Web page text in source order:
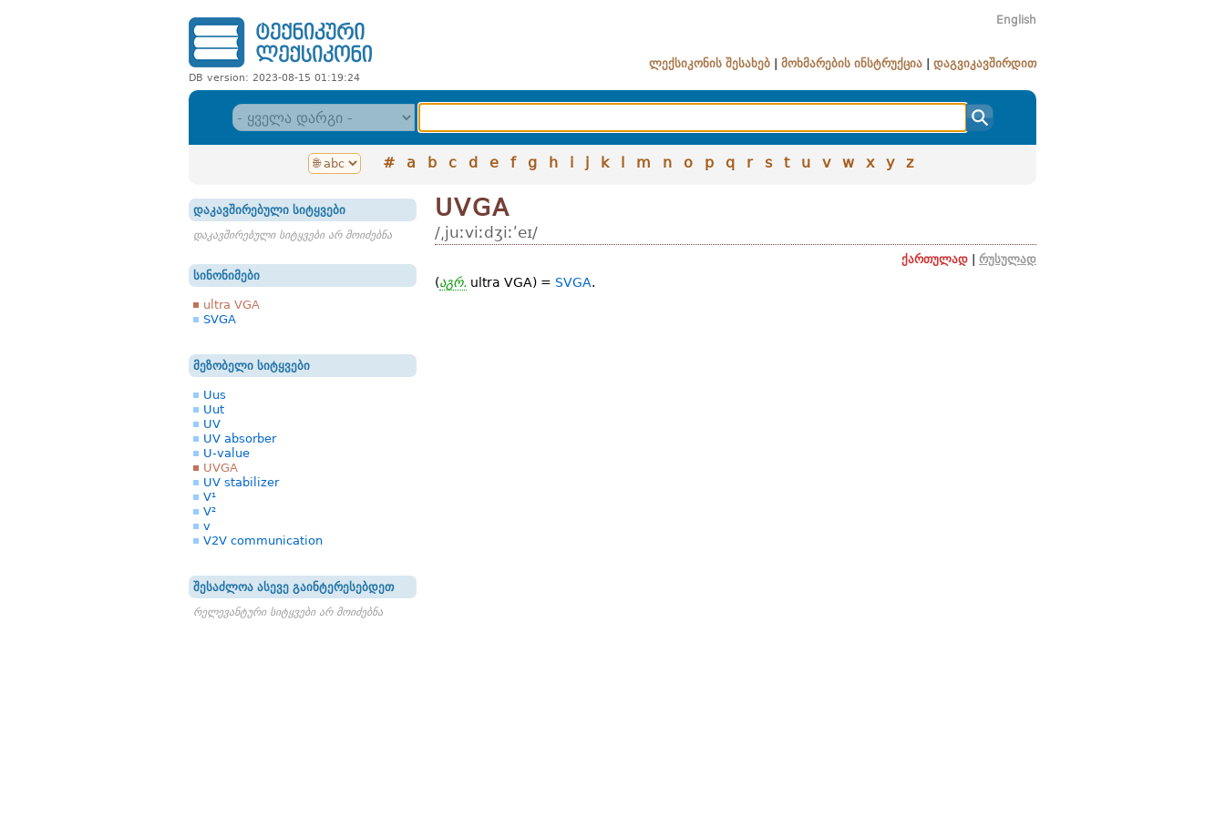
DB version: 2023-08-15 01:19:24
English
ლექსიკონის შესახებ მოხმარების ინსტრუქცია დაგვიკავშირდით
# a b c d e f g h i j k l m n o p q r s t u v w x y z
დაკავშირებული სიტყვები
დაკავშირებული სიტყვები არ მოიძებნა
სინონიმები
ultra VGA
SVGA
მეზობელი სიტყვები
Uus
Uut
UV
UV absorber
U-value
UVGA
UV stabilizer
V¹
V²
v
V2V communication
შესაძლოა ასევე გაინტერესებდეთ
რელევანტური სიტყვები არ მოიძებნა
UVGA
/͵juːviːdʒiːʹeɪ/
ქართულად რუსულად
(აგრ. ultra VGA) = SVGA.